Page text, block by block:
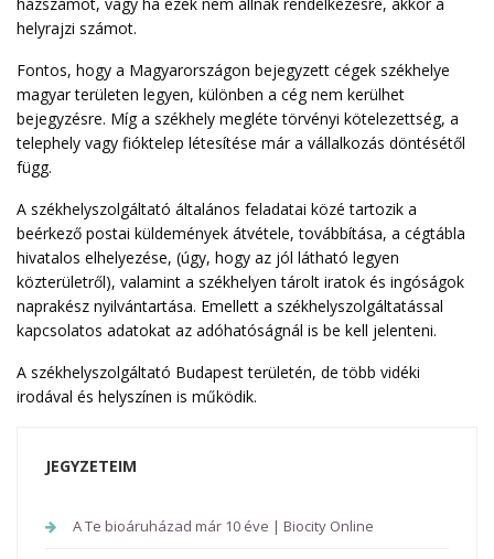
helyrajzi számot.
Fontos, hogy a Magyarországon bejegyzett cégek székhelye
magyar területen legyen, különben a cég nem kerülhet
bejegyzésre. Míg a székhely megléte törvényi kötelezettség, a
telephely vagy fióktelep létesítése már a vállalkozás döntésétől
függ.
A székhelyszolgáltató általános feladatai közé tartozik a
beérkező postai küldemények átvétele, továbbítása, a cégtábla
hivatalos elhelyezése, (úgy, hogy az jól látható legyen
közterületről), valamint a székhelyen tárolt iratok és ingóságok
naprakész nyilvántartása. Emellett a székhelyszolgáltatással
kapcsolatos adatokat az adóhatóságnál is be kell jelenteni.
A székhelyszolgáltató Budapest területén, de több vidéki
irodával és helyszínen is működik.
JEGYZETEIM
A Te bioáruházad már 10 éve | Biocity Online